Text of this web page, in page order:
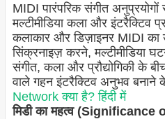
MIDI पारंपरिक संगीत
मल्टीमीडिया कला और इंटरैक्टिव
कलाकार और डिज़ाइनर MIDI का
सिंक्रनाइज़ करने, मल्टीमीडिया
संगीत, कला और प्रौद्योगिकी के
वाले गहन इंटरैक्टिव अनुभव बनाने
Network क्या है? हिंदी में
मिडी का महत्व (Significance